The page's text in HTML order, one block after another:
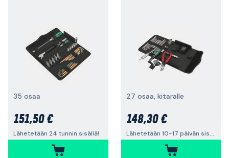
35 osaa
151,50 €
Lähetetään 24 tunnin sisällä!
27 osaa, kitaralle
148,30 €
Lähetetään 10-17 päivän sisällä